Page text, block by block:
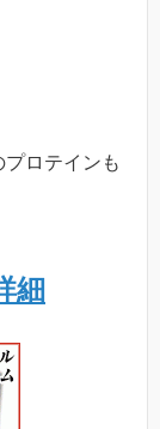
ロテインも
細